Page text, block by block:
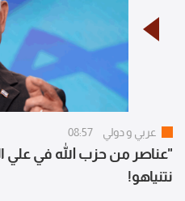
عربي و دولي 08:57
"عناصر من حزب الله في علي
نتنياهو!